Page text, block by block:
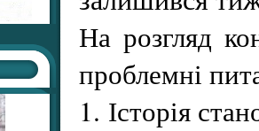
На розгляд
проблемні
1. Історія